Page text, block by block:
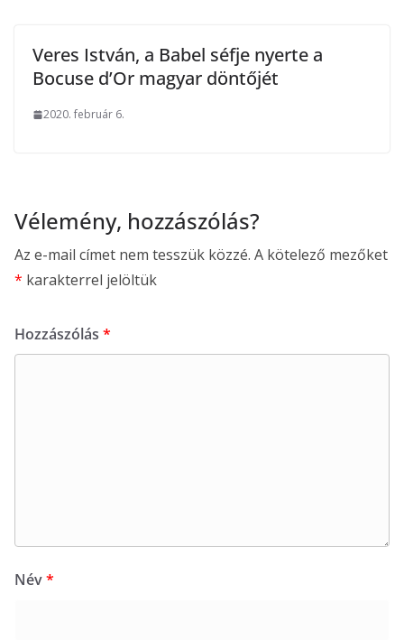
Veres István, a Babel séfje nyerte a
Bocuse d’Or magyar döntőjét
2020. február 6.
Vélemény, hozzászólás?
Az e-mail címet nem tesszük közzé. A kötelező mezőket
* karakterrel jelöltük
Hozzászólás *
Név*